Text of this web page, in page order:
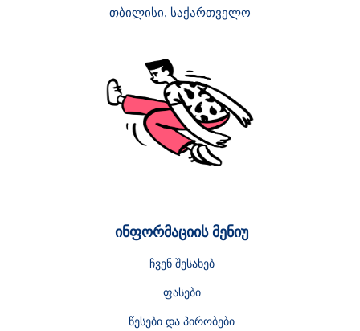
თბილისი, საქართველო
ინფორმაციის მენიუ
ჩვენ შესახებ
ფასები
წესები და პირობები